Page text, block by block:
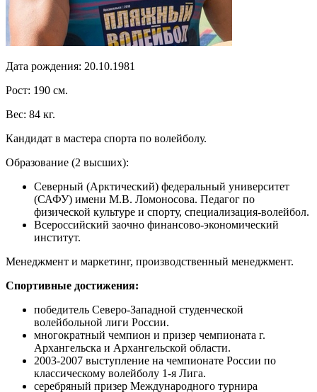
Дата рождения: 20.10.1981
Рост: 190 см.
Вес: 84 кг.
Кандидат в мастера спорта по волейболу.
Образование (2 высших):
Северный (Арктический) федеральный университет
(САФУ) имени М.В. Ломоносова. Педагог по
физической культуре и спорту, специализация-волейбол.
Всероссийский заочно финансово-экономический
институт.
Менеджмент и маркетинг, производственный менеджмент.
Спортивные достижения:
победитель Северо-Западной студенческой
волейбольной лиги России.
многократный чемпион и призер чемпионата г.
Архангельска и Архангельской области.
2003-2007 выступление на чемпионате России по
классическому волейболу 1-я Лига.
серебряный призер Международного турнира